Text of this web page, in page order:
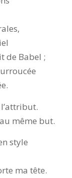
de Babel ;
même but.
style
ma tête.